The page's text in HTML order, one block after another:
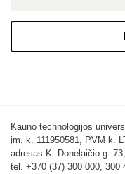
Kauno technologijos
įm. k. 111950581, PVM k.
adresas K. Donelaičio g.
tel. +370 (37) 300 000, 300